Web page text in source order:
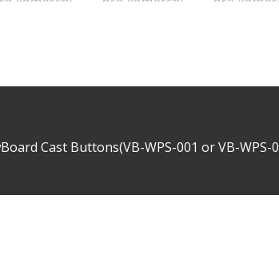
Cast Buttons(VB-WPS-001 or VB-WPS-